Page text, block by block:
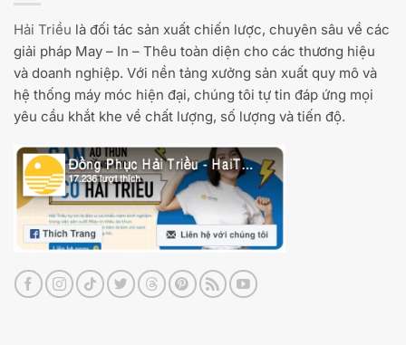
Hải Triều là đối tác sản xuất chiến lược, chuyên sâu về các
giải pháp May – In – Thêu toàn diện cho các thương hiệu
và doanh nghiệp. Với nền tảng xưởng sản xuất quy mô và
hệ thống máy móc hiện đại, chúng tôi tự tin đáp ứng mọi
yêu cầu khắt khe về chất lượng, số lượng và tiến độ.